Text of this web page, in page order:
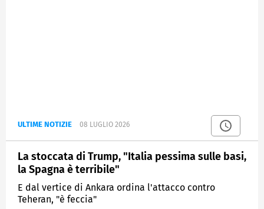
ULTIME NOTIZIE 08 LUGLIO 2026
La stoccata di Trump, "Italia pessima sulle basi,
la Spagna è terribile"
E dal vertice di Ankara ordina l'attacco contro
Teheran, "è feccia"